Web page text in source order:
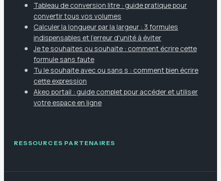
Tableau de conversion litre : guide pratique pour
convertir tous vos volumes
Calculer la longueur par la largeur : 3 formules
indispensables et l'erreur d'unité à éviter
Je te souhaites ou souhaite : comment écrire cette
formule sans faute
Tu le souhaite avec ou sans s : comment bien écrire
cette expression
Akeo portail : guide complet pour accéder et utiliser
votre espace en ligne
RESSOURCES PARTENAIRES